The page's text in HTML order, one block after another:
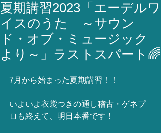
夏期講習2023「エーデルワ
イスのうた ～サウン
ド・オブ・ミュージック
より～」ラストスパート🌈
7月から始まった夏期講習！！
いよいよ衣裳つきの通し稽古・ゲネプ
ロも終えて、明日本番です！